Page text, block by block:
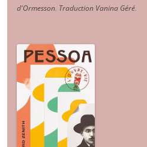
d'Ormesson. Traduction Vanina Géré.